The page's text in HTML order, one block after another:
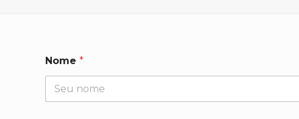
Nome *